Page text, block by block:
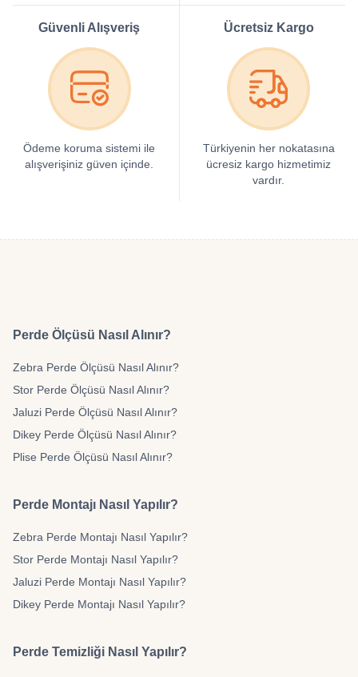
Güvenli Alışveriş
Ödeme koruma sistemi ile
alışverişiniz güven içinde.
Ücretsiz Kargo
Türkiyenin her nokatasına
ücresiz kargo hizmetimiz
vardır.
Perde Ölçüsü Nasıl Alınır?
Zebra Perde Ölçüsü Nasıl Alınır?
Stor Perde Ölçüsü Nasıl Alınır?
Jaluzi Perde Ölçüsü Nasıl Alınır?
Dikey Perde Ölçüsü Nasıl Alınır?
Plise Perde Ölçüsü Nasıl Alınır?
Perde Montajı Nasıl Yapılır?
Zebra Perde Montajı Nasıl Yapılır?
Stor Perde Montajı Nasıl Yapılır?
Jaluzi Perde Montajı Nasıl Yapılır?
Dikey Perde Montajı Nasıl Yapılır?
Perde Temizliği Nasıl Yapılır?